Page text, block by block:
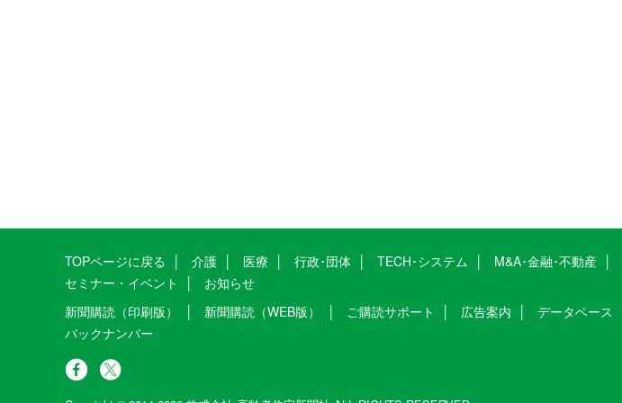
TOPページに戻る 介護 医療 行政･団体 TECH･システム M&A･金融･不動産
セミナー・イベント
お知らせ
新聞購読（印刷版）
新聞購読（WEB版） ご購読サポート 広告案内 データベース
バックナンバー